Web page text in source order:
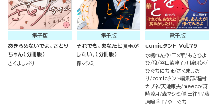
電子版
あきらめないでよ、さとり
ちゃん（分冊版）
さくましおり
電子版
それでも、あなたと食事が
したい。（分冊版）
森マシミ
電子版
comicタント Vol.79
水槻れん 沖田×華 あさひよ
ひ 狼 谷口菜津子 川泉ポメ
ひぐちにちほ さくましお
り
comicタント編集部 稲村
カブネ 天池康夫 meeco 冴
時涼月
森マシミ 真田往里 藤
原嗚呼子 ゆーぐち